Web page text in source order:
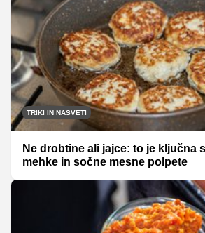
TRIKI IN NASVETI
Ne drobtine ali jajce: to je ključna
mehke in sočne mesne polpete